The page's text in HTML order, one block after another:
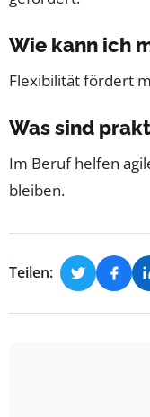
Wie kann ich
Flexibilität fördert
Was sind
Im Beruf helfen
bleiben.
Teilen: